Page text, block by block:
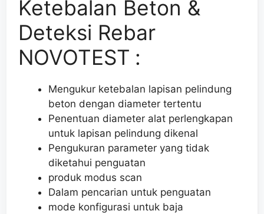
Ketebalan Beton &
Deteksi Rebar
NOVOTEST :
Mengukur ketebalan lapisan pelindung
beton dengan diameter tertentu
Penentuan diameter alat perlengkapan
untuk lapisan pelindung dikenal
Pengukuran parameter yang tidak
diketahui penguatan
produk modus scan
Dalam pencarian untuk penguatan
mode konfigurasi untuk baja